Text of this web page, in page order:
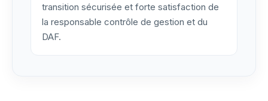
transition sécurisée et forte satisfaction de
la responsable contrôle de gestion et du
DAF.